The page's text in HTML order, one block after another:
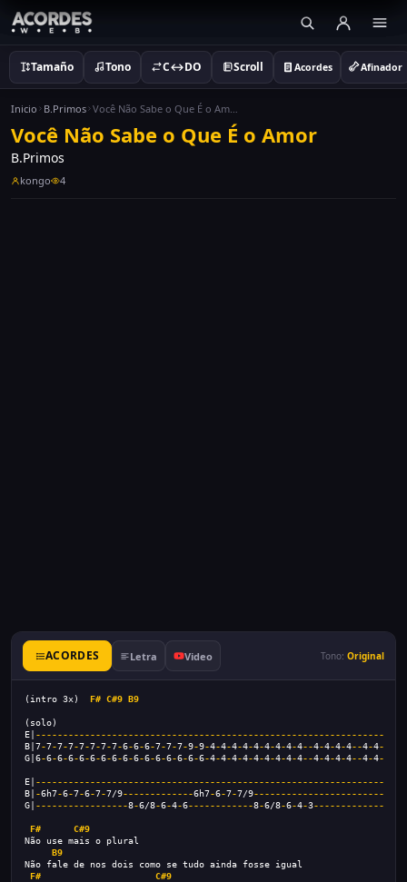
Tamaño Tono C↔DO Scroll Acordes Afinador
Inicio B.Primos Você Não Sabe o Que É o Amor
Você Não Sabe o Que É o Amor
B.Primos
kongo 4
ACORDES Letra Video Tono: Original
(intro 3x) F# C#9 B9
(solo)
E| ----------------------------------------------------------------
B|7-7-7-7-7-7-7-7-6-6-6-7-7-7-9-9-4-4-4-4-4-4-4-4-4--4-4-4-4--4-4-
G|6-6-6-6-6-6-6-6-6-6-6-6-6-6-6-6-4-4-4-4-4-4-4-4-4--4-4-4-4--4-4-
E| ----------------------------------------------------------------
B| -6h7-6-7-6-7-7/9-------------6h7-6-7-7/9------------------------
G| -----------------8-6/8-6-4-6------------8-6/8-6-4-3-------------
F#
C#9
Não use mais o plural
B9
Não fale de nos dois como se tudo ainda fosse igual
F#
C#9